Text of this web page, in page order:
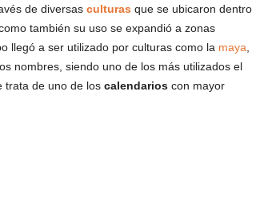
de diversas culturas que se ubicaron dentro
también su uso se expandió a zonas
llegó a ser utilizado por culturas como la maya
nombres, siendo uno de los más utilizados el
trata de uno de los calendarioscon mayor